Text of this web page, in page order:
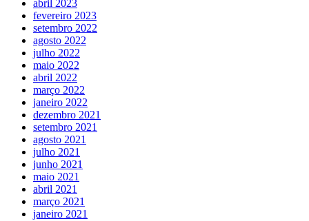
abril 2023
fevereiro 2023
setembro 2022
agosto 2022
julho 2022
maio 2022
abril 2022
março 2022
janeiro 2022
dezembro 2021
setembro 2021
agosto 2021
julho 2021
junho 2021
maio 2021
abril 2021
março 2021
janeiro 2021